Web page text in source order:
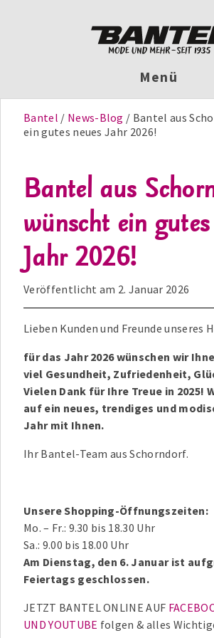
Menü
Bantel News-Blog
Bantel aus
ein gutes neues Jahr 2026!
Bantel aus
wünscht ein gutes
Jahr 2026!
Veröffentlicht am 2. Januar 2026
Lieben Kunden und Freunde unseres
für das Jahr 2026 wünschen wir
viel Gesundheit, Zufriedenheit,
Vielen Dank für Ihre Treue in 2025!
auf ein neues, trendiges und
Jahr mit Ihnen.
Ihr Bantel-Team aus Schorndorf.
Unsere Shopping-Öffnungszeiten:
Mo. – Fr.: 9.30 bis 18.30 Uhr
Sa.: 9.00 bis 18.00 Uhr
Am Dienstag, den 6. Januar ist
Feiertags geschlossen.
JETZT BANTEL ONLINE AUF
UND YOUTUBE folgen & alles